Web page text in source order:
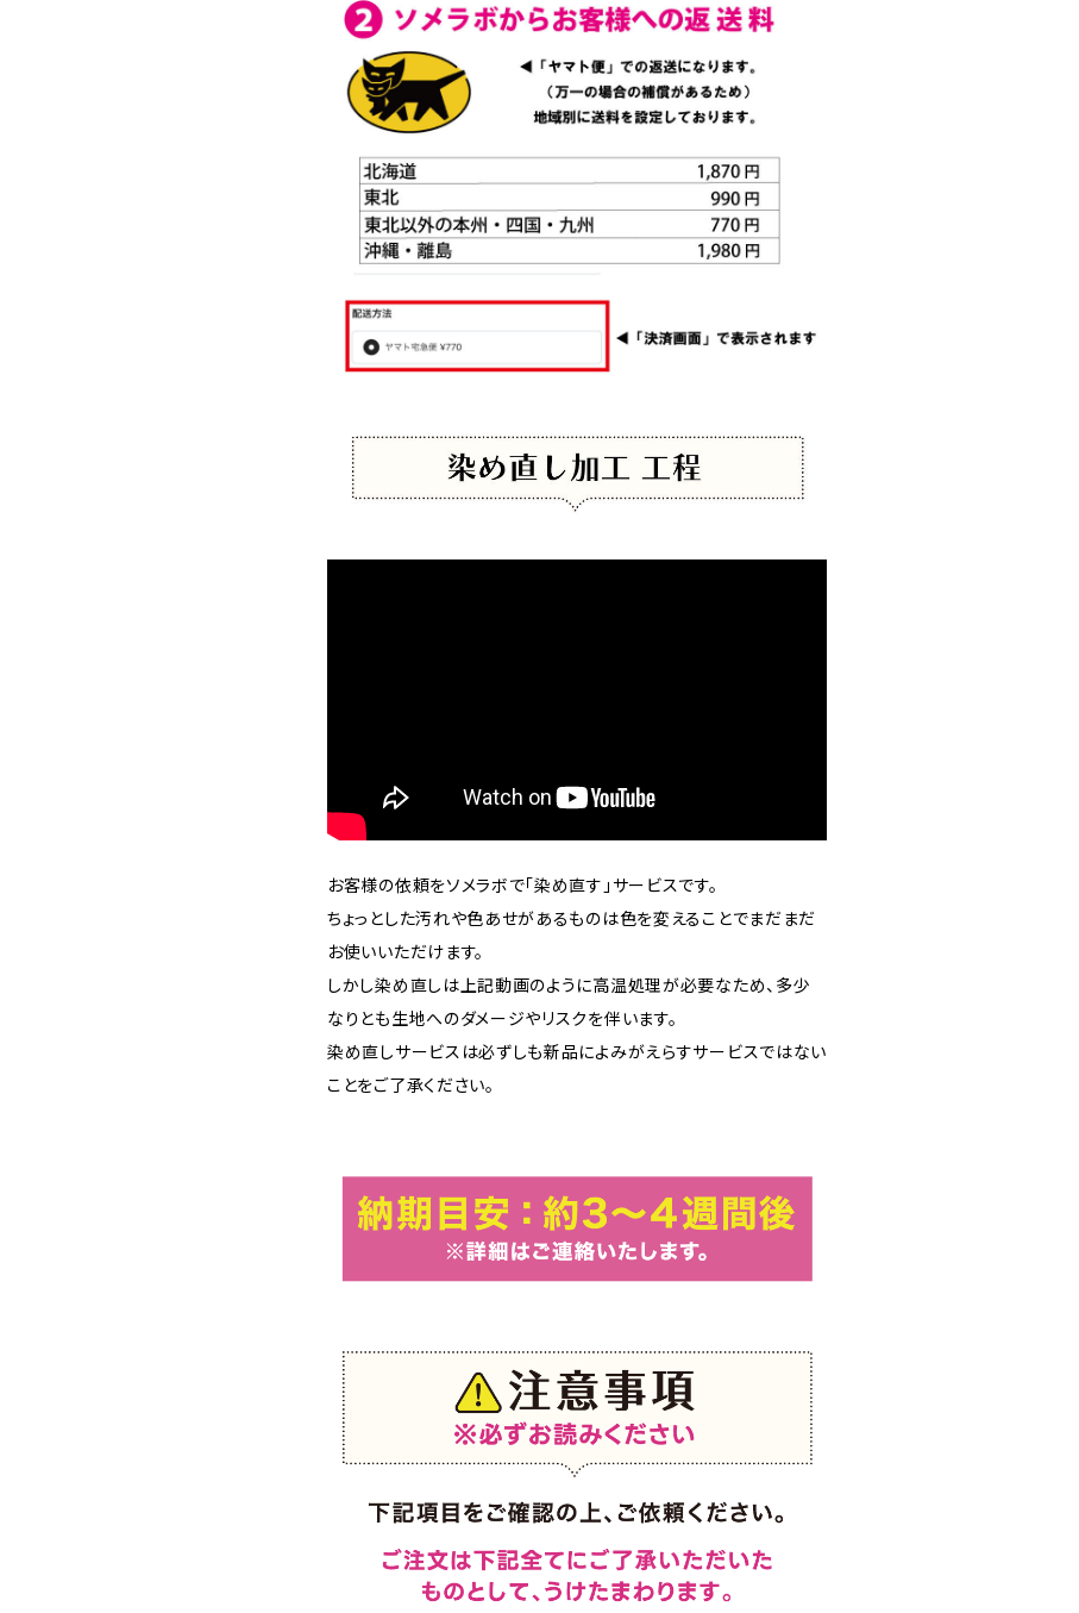
お客様の依頼をソメラボで「染め直す」サービスです。
ちょっとした汚れや色あせがあるものは色を変えることでまだまだ
お使いいただけます。
しかし染め直しは上記動画のように高温処理が必要なため、多少
なりとも生地へのダメージやリスクを伴います。
染め直しサービスは必ずしも新品によみがえらすサービスではない
ことをご了承ください。